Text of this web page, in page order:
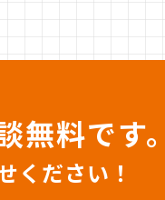
無料です
ください！